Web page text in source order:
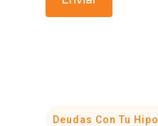
Deudas Con Tu